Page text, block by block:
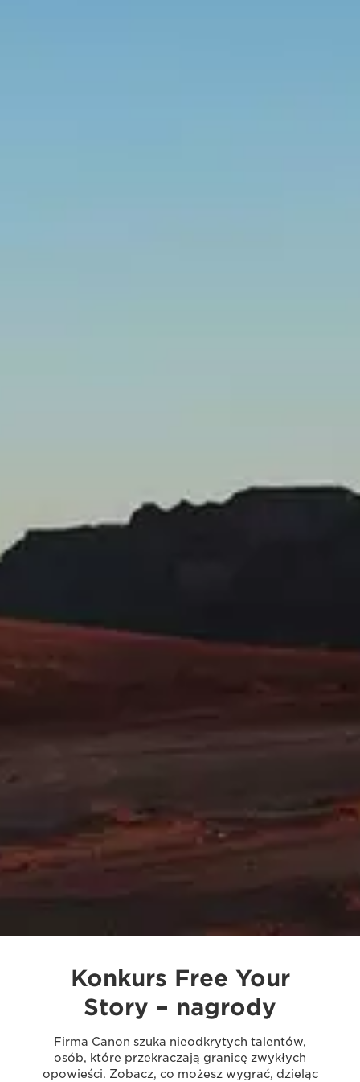
Konkurs Free Your
Story – nagrody
Firma Canon szuka nieodkrytych talentów,
osób, które przekraczają granicę zwykłych
opowieści. Zobacz, co możesz wygrać, dzieląc